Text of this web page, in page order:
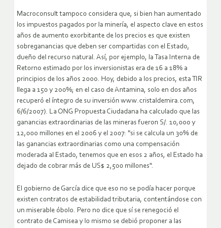
Macroconsult tampoco considera que, si bien han aumentado
los impuestos pagados por la minería, el aspecto clave en estos
años de aumento exorbitante de los precios es que existen
sobreganancias que deben ser compartidas con el Estado,
dueño del recurso natural. Así, por ejemplo, la Tasa Interna de
Retorno estimado por los inversionistas era de 16 a 18% a
principios de los años 2000. Hoy, debido a los precios, esta TIR
llega a 150 y 200%; en el caso de Antamina, solo en dos años
recuperó el íntegro de su inversión www.cristaldemira.com,
6/6/2007). La ONG Propuesta Ciudadana ha calculado que las
ganancias extraordinarias de las mineras fueron S/. 10,000 y
12,000 millones en el 2006 y el 2007: "si se calcula un 30% de
las ganancias extraordinarias como una compensación
moderada al Estado, tenemos que en esos 2 años, el Estado ha
dejado de cobrar más de US$ 2,500 millones".
El gobierno de García dice que eso no se podía hacer porque
existen contratos de estabilidad tributaria, contentándose con
un miserable óbolo. Pero no dice que sí se renegoció el
contrato de Camisea y lo mismo se debió proponer a las